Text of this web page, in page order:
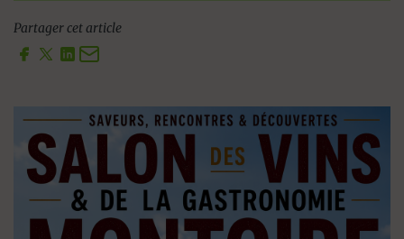
Partager cet article